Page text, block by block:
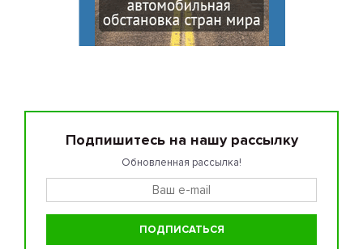
Подпишитесь на нашу рассылку
Обновленная рассылка!